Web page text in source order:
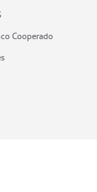
Cooperado